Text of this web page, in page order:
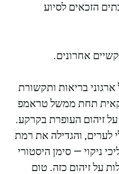
הזכאים לסיוע
אחרונים.
של ארגוני בריאות ותקשורת
תחת ממשל טראמפ
זיהום העופרת בקרקע.
לערים, והגדילה את רמת
ניקוי — סימן היסטורי
על זיהום כזה. טום